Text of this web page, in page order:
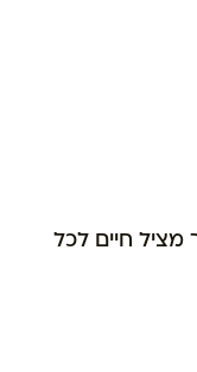
חיים לכל